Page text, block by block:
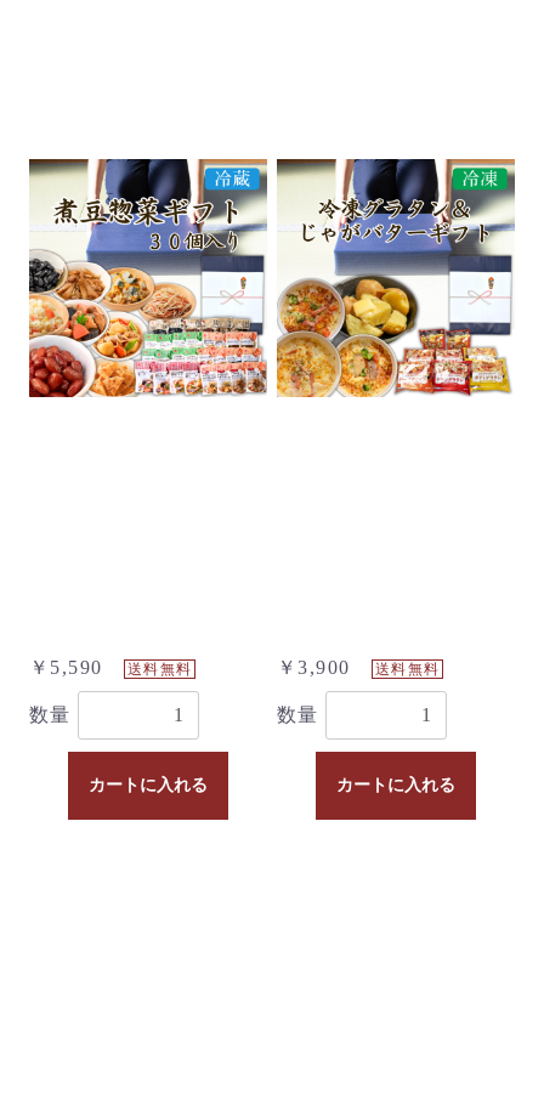
￥5,590 送料無料
数量
カートに入れる
￥3,900 送料無料
数量
カートに入れる